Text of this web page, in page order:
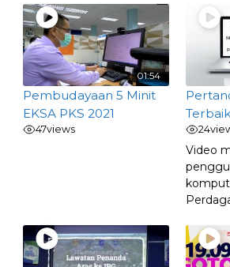
01:54
Pembudayaan 5 Minit
EKSA PKS 2021
47views 24
Video